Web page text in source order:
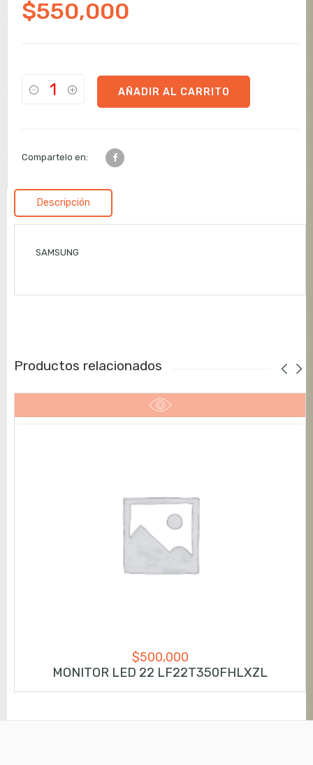
$550,000
AÑADIR AL CARRITO
Compartelo en:
Descripción
SAMSUNG
Productos relacionados
$500,000
MONITOR LED 22 LF22T350FHLXZL